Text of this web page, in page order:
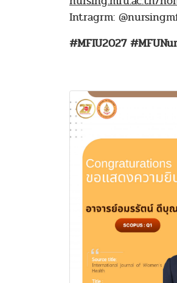
Intragrm:
#MFIU2027